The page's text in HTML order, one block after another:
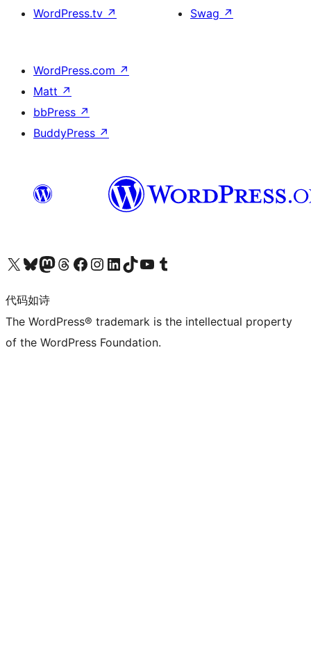
WordPress.tv ↗
Swag ↗
WordPress.com ↗
Matt ↗
bbPress ↗
BuddyPress ↗
关注我们的 X（原 Twitter）账号访问我们的 Bluesky 账号关注我们的 Mastodon 账号访问我们的 Threads 账号 访问我们的 Facebook 公共主页关注我们的 Instagram 账号 关注我们的 LinkedIn 主页访问我们的 TikTok 账号访问我们的 YouTube 频道 访问我们的 Tumblr 账号
代码如诗
The WordPress® trademark is the intellectual property
of the WordPress Foundation.